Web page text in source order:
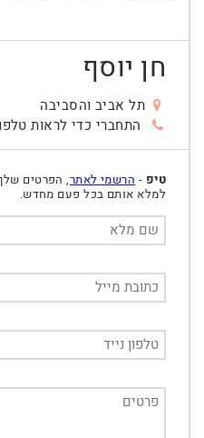
חן יוסף
תל אביב והסביבה
התחברי כדי לראות
טיפ - הרשמי לאתר, הפרטים
למלא אותם בכל פעם מחדש.